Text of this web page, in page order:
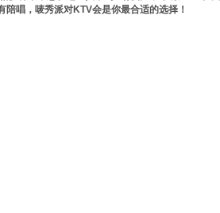
陪唱，唛秀派对KTV会是你最合适的选择！